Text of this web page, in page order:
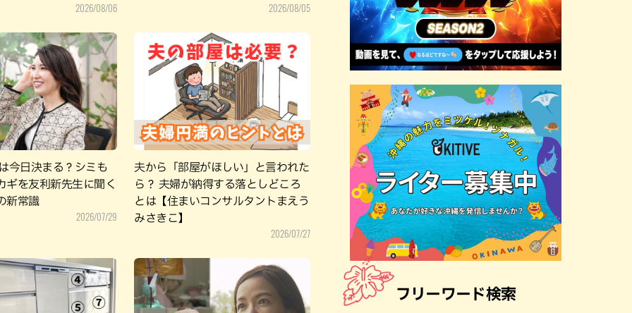
2026/08/06 2026/08/05
今日決まる？シミも
ギを友利新先生に聞く
新常識
2026/07/29
夫から「部屋がほしい」と言われた
ら？ 夫婦が納得する落としどころ
とは【住まいコンサルタントまえう
みさきこ】
2026/07/27
フリーワード検索